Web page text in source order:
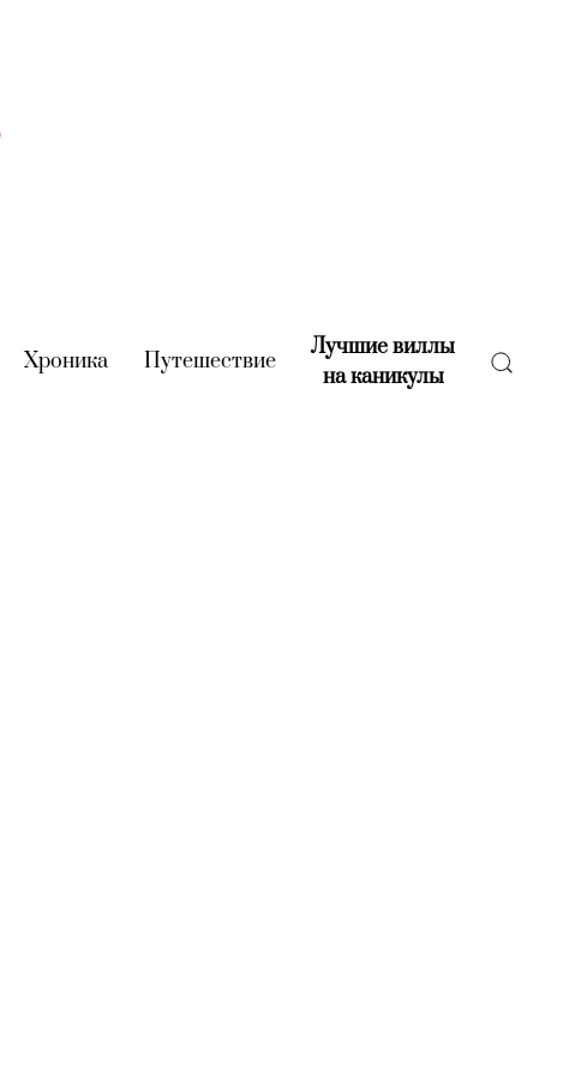
(current)
Хроника (current)
Путешествие(current)
Лучшие виллы
на каникулы(current)